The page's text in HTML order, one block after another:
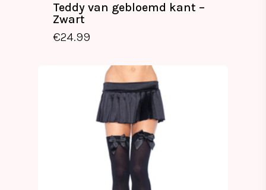
Teddy van gebloemd kant –
Zwart
€24.99